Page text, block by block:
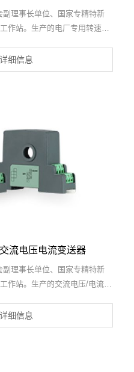
理事长单位、国家专精特新
作站。生产的电厂专用转速
获得基于仪表壳体、一种仪表
流程工业中电气/仪表和控制系
空航天、船舶海事、冶金矿山
细信息
流电压电流变送器
理事长单位、国家专精特新
作站。生产的交流电压/电流变
一种交流信号变送器、交直流
式三相电量表等3项国家发明
细信息